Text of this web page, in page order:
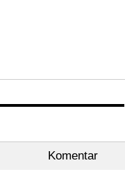
Komentar